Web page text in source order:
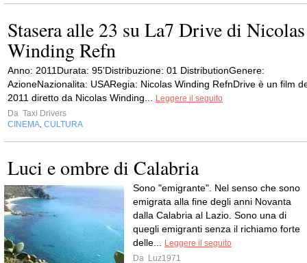
Stasera alle 23 su La7 Drive di Nicolas
Winding Refn
Anno: 2011Durata: 95'Distribuzione: 01 DistributionGenere:
AzioneNazionalita: USARegia: Nicolas Winding RefnDrive è un film
2011 diretto da Nicolas Winding...
Leggere il seguito
Da Taxi Drivers
CINEMA CULTURA
Luci e ombre di Calabria
Sono "emigrante". Nel senso che sono
emigrata alla fine degli anni Novanta
dalla Calabria al Lazio. Sono una di
quegli emigranti senza il richiamo forte
delle...
Leggere il seguito
Da Luz1971